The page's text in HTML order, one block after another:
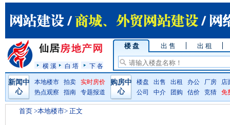
横 溪 白 塔 下 各
楼 盘 出 售 出 租
新闻中
心
本地楼市 拍卖
实时房价
热点观察
指南 专题报道
购房中
心
楼盘 出售 出租 办公 厂房
店
公司
中介 团购 估价 竞猜 免
首页 >本地楼市> 正文